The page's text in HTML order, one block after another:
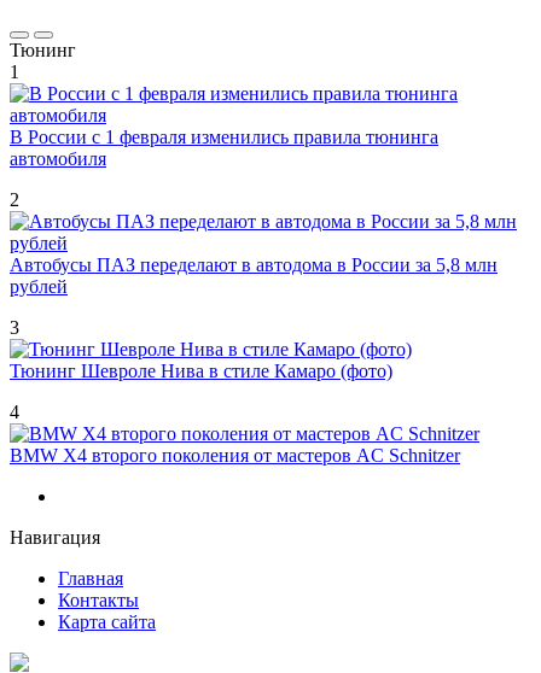
Тюнинг
1
В России с 1 февраля изменились правила тюнинга
автомобиля
2
Автобусы ПАЗ переделают в автодома в России за 5,8 млн
рублей
3
Тюнинг Шевроле Нива в стиле Камаро (фото)
4
BMW X4 второго поколения от мастеров AC Schnitzer
Навигация
Главная
Контакты
Карта сайта